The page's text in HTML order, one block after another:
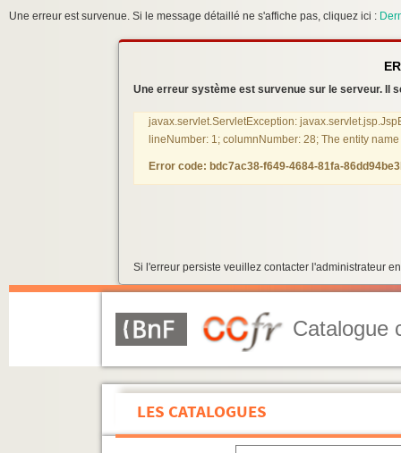
Une erreur est survenue. Si le message détaillé ne s'affiche pas, cliquez ici :
Une erreur système est survenue sur le serveur. Il
javax.servlet.ServletException:
lineNumber: 1; columnNumber: 28; The entity
Error code: bdc7ac38-f649-4684-81fa-
Si l'erreur persiste veuillez contacter l'administrateur
Catalogue
LES CATALOGUES